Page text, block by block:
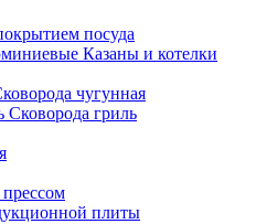
посуда
Казаны и котелки
чугунная
Сковорода гриль
плиты